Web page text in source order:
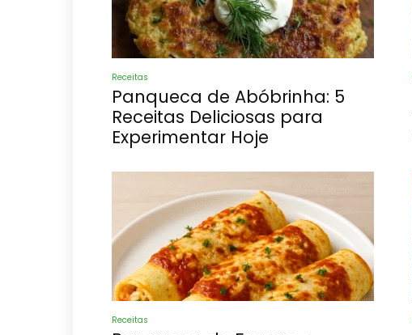
Receitas
Panqueca de Abóbrinha: 5
Receitas Deliciosas para
Experimentar Hoje
Receitas